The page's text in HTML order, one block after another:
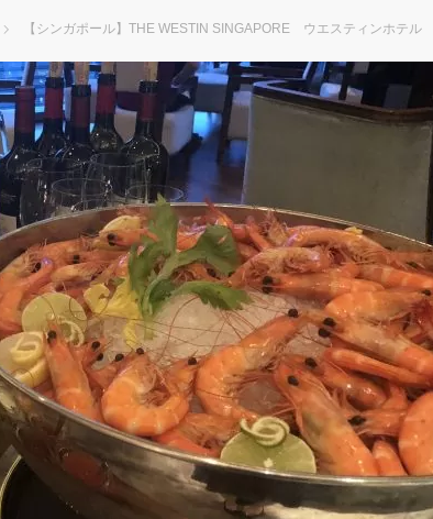
【シンガポール】THE WESTIN SINGAPORE ウエスティンホテル